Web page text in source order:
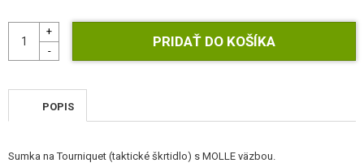
OUTDOOR A BUSHCRAFT
JEDLO
POPIS
Sumka na Tourniquet (taktické škrtidlo) s MOLLE väzbou.